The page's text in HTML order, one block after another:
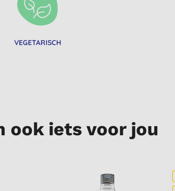
VEGETARISCH
ook iets voor jou